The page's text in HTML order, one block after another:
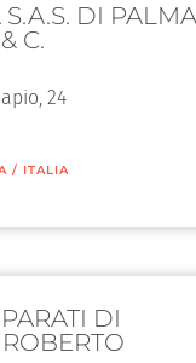
DI PALMA
C.
24
/ ITALIA
DI